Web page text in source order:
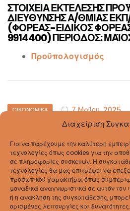
Διαχείριση
Για να παρέχουμε την καλύτερη
τεχνολογίες όπως cookies για την
σε πληροφορίες συσκευών. Η
τεχνολογίες θα μας επιτρέψει να
προσωπικού χαρακτήρα, όπως
μοναδικά αναγνωριστικά σε αυτόν τον
ή η ανάκληση της συγκατάθεσης,
ορισμένες λειτουργίες και δυνατότητες.
ΣΤΟΙΧΕΙΑ ΕΚΤΕΛΕΣΗΣ
ΔΙΕΥΘΥΝΣΗΣ Α/ΘΜΙΑΣ
(ΦΟΡΕΑΣ-ΕΙΔΙΚΟΣ
9914400) ΠΕΡΙΟΔΟΣ:
Προϋπολογισμός
Categories
ΟΙΚΟΝΟΜΙΚΆ 7 Μαΐου, 2025
ΣΤΟΙΧΕΙΑ ΕΚΤΕΛΕΣΗΣ
(ΦΟΡΕΑΣ-ΕΙΔΙΚΟΣ
9914400) ΠΕΡΙΟΔΟΣ:
Δείτε τοέγγραφο